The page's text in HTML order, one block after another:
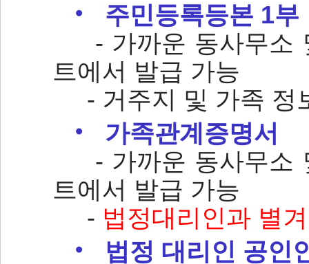
‧ 주민등록등본 1부
- 가까운 동사무소
트에서 발급 가능
- 거주지 및 가족 정
‧ 가족관계증명서
- 가까운 동사무소
트에서 발급 가능
- 법정대리인과 별
‧ 법정 대리인 공인